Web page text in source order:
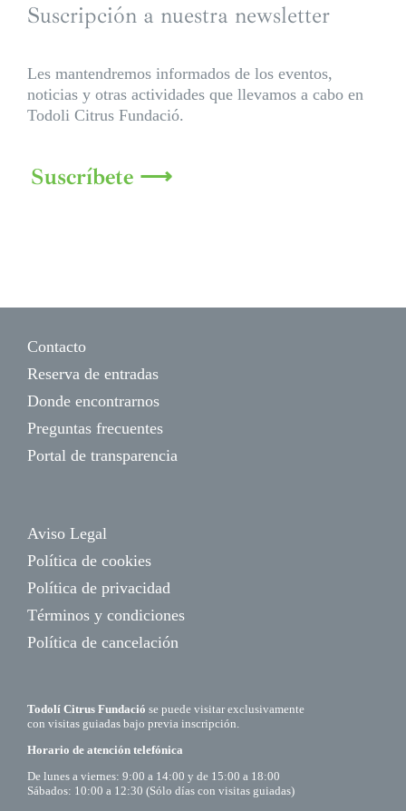
Suscripción a nuestra newsletter
Les mantendremos informados de los eventos,
noticias y otras actividades que llevamos a cabo en
Todoli Citrus Fundació.
Suscríbete ⟶
Contacto
Reserva de entradas
Donde encontrarnos
Preguntas frecuentes
Portal de transparencia
Aviso Legal
Política de cookies
Política de privacidad
Términos y condiciones
Política de cancelación
Todolí Citrus Fundació se puede visitar exclusivamente
con visitas guiadas bajo previa inscripción.
Horario de atención telefónica
De lunes a viernes: 9:00 a 14:00 y de 15:00 a 18:00
Sábados: 10:00 a 12:30 (Sólo días con visitas guiadas)